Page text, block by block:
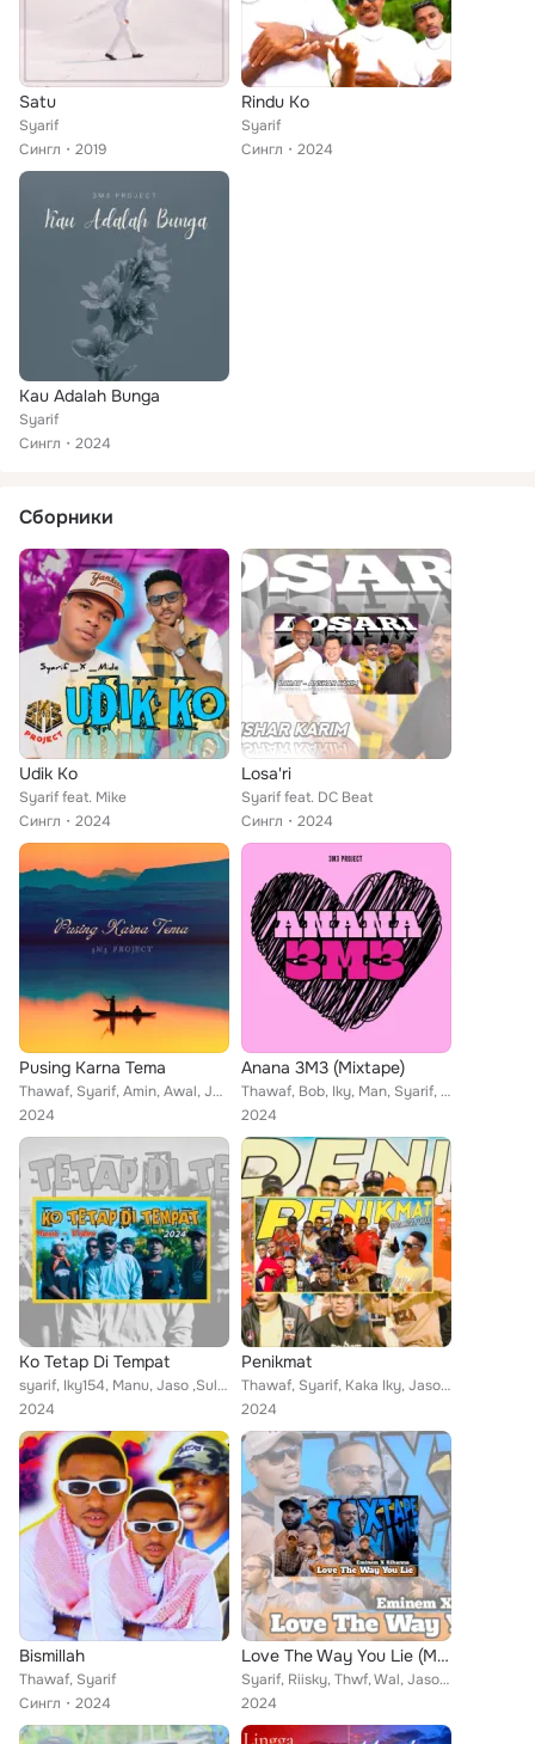
Satu
Syarif
Сингл
2019
Rindu Ko
Syarif
Сингл
2024
Kau Adalah Bunga
Syarif
Сингл
2024
Сборники
Udik Ko
Syarif feat. Mike
Сингл
2024
Losa'ri
Syarif feat. DC Beat
Сингл
2024
Pusing Karna Tema
Thawaf, Syarif, Amin, Awal, Jaso, Rahman, Jalal, Aji
2024
Anana 3M3 (Mixtape)
Thawaf, Bob, Iky, Man, Syarif, Jaso
2024
Ko Tetap Di Tempat
syarif, Iky154, Manu, Jaso ,Sull, AminemFlow, Awal
2024
Penikmat
Thawaf, Syarif, Kaka Iky, Jaso, Kaka Man, Zull, Koraz GHC, Haji feat. Mante Rap
2024
Bismillah
Thawaf, Syarif
Сингл
2024
Love The Way You Lie (Mixtape)
Syarif, Riisky, Thwf, Wal, Jaso, Manu, Yem, Aminem
2024